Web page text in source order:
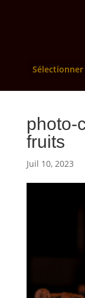
photo-
fruits
Juil 10, 2023